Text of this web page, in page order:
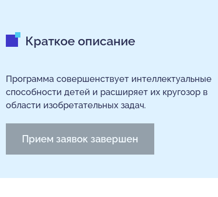
Краткое описание
Программа совершенствует интеллектуальные
способности детей и расширяет их кругозор в
области изобретательных задач.
Прием заявок завершен